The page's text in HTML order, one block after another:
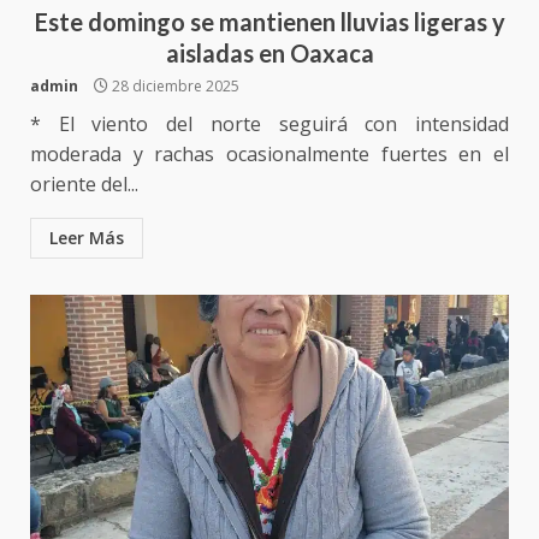
Este domingo se mantienen lluvias ligeras y
aisladas en Oaxaca
admin 28 diciembre 2025
* El viento del norte seguirá con intensidad
moderada y rachas ocasionalmente fuertes en el
oriente del...
Leer Más
Cruz reafirma la consolidación
de la transformación en
territorio oaxaqueño
30 julio 2026
4
Secretaría de Gobierno refuerza
presencia institucional en San
5
de Juárez caso de maltrato
animal tras denuncia ciudadana
16 julio 2026
6
Detienen a Ernesto Ruffo en Baja
California; FGR lo investiga por
presuntos delitos de
delincuencia organizada y
contrabando